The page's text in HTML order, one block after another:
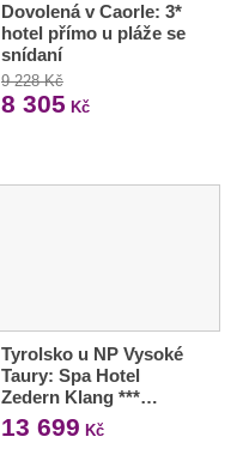
Dovolená v Caorle: 3*
hotel přímo u pláže se
snídaní
9 228 Kč
8 305 Kč
Tyrolsko u NP Vysoké
Taury: Spa Hotel
Zedern Klang ***…
13 699 Kč